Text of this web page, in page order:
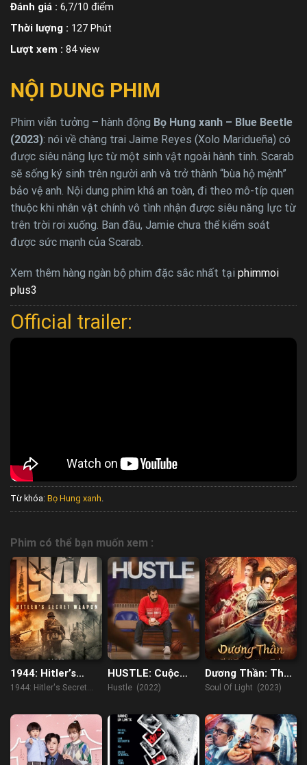
Đánh giá : 6,7/10 điểm
Thời lượng : 127 Phút
Lượt xem : 84 view
NỘI DUNG PHIM
Phim viễn tưởng – hành động Bọ Hung xanh – Blue Beetle
(2023): nói về chàng trai Jaime Reyes (Xolo Maridueña) có
được siêu năng lực từ một sinh vật ngoài hành tinh. Scarab
sẽ sống ký sinh trên người anh và trở thành “bùa hộ mệnh”
bảo vệ anh. Nội dung phim khá an toàn, đi theo mô-típ quen
thuộc khi nhân vật chính vô tình nhận được siêu năng lực từ
trên trời rơi xuống. Ban đầu, Jamie chưa thể kiểm soát
được sức mạnh của Scarab.
Xem thêm hàng ngàn bộ phim đặc sắc nhất tại phimmoi
plus3
Official trailer:
Từ khóa: Bọ Hung xanh
Phim có thể bạn muốn xem :
1944: Hitler’s
Secret Weapon
1944: Hitler's Secret
HUSTLE: Cuộc
đua NBA
Hustle (2022)
Dương Thần: Thái
Thượng Vong
Soul Of Light (2023)